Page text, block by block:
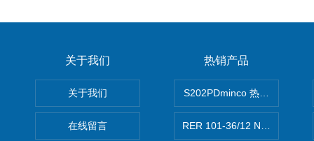
关于我们
关于我们
在线留言
热销产品
S202PDminco 热电阻
RER 101-36/12 NHH离心